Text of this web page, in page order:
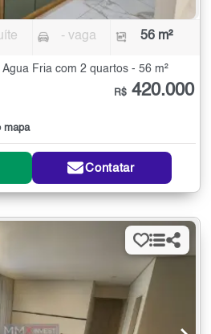
- vaga 56 m²
Fria com 2 quartos - 56 m²
mapa
R$ 420.000
Contatar